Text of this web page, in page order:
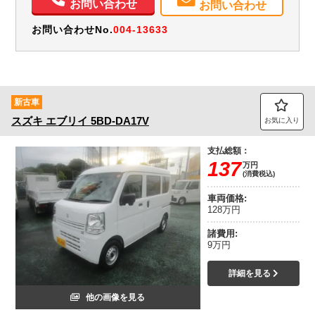
お問い合わせ お問い合わせ
お問い合わせNo.004-13633
新古車
スズキ エブリイ 5BD-DA17V お気に入り
他の画像を見る
支払総額：
137万円
(消費税込)
車両価格:
128万円
諸費用:
9万円
詳細を見る